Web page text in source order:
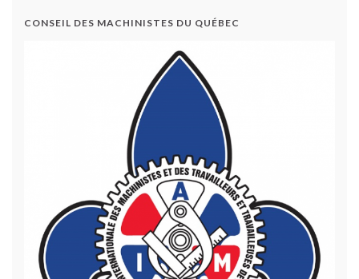
CONSEIL DES MACHINISTES DU QUÉBEC